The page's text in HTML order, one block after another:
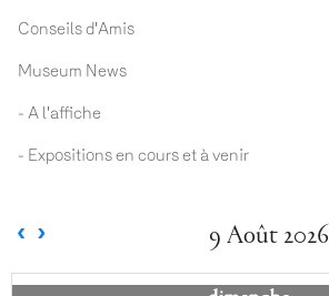
Conseils d'Amis
Museum News
- A l'affiche
- Expositions en cours et à venir
9 Août 2026